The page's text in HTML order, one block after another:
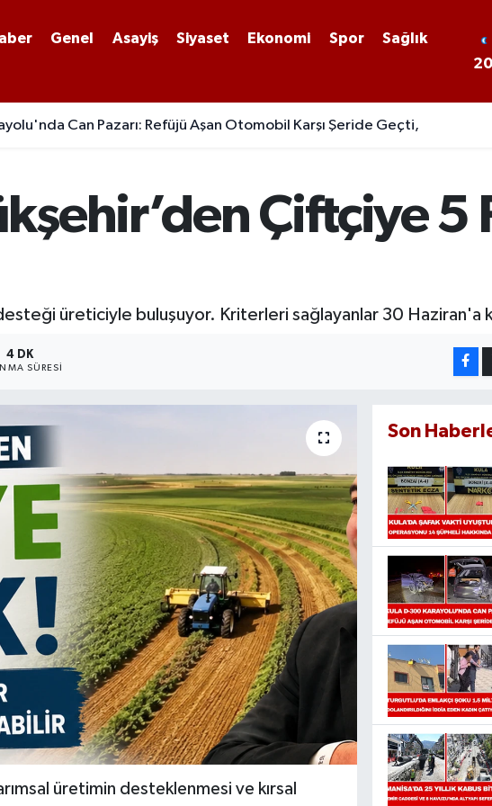
Genel Asayiş Siyaset Ekonomi Spor
Sağlık
20
Can Pazarı: Refüjü Aşan Otomobil Karşı Şeride Geçti,
Çiftçiye 5
üreticiyle buluşuyor. Kriterleri sağlayanlar 30 Haziran'a
4 DK
SÜRESI
üretimin desteklenmesi ve kırsal
Son